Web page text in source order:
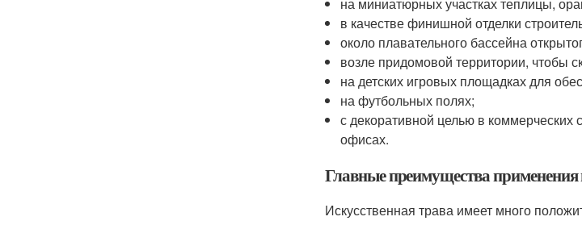
в качестве финишной отделки
около плавательного бассейна
возле придомовой территории, чтобы
на детских игровых площадках для
на футбольных полях;
с декоративной целью в коммерческих
офисах.
Главные преимущества применения
Искусственная трава имеет много